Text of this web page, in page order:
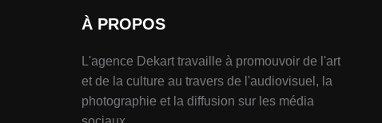
À PROPOS
L'agence Dekart travaille à promouvoir de l'art
et de la culture au travers de l'audiovisuel, la
photographie et la diffusion sur les média